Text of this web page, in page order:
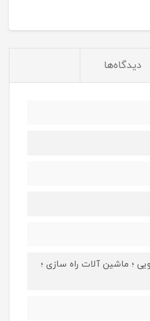
دیدگاه‌ها
؛ ماشین آلات راه سازی ؛